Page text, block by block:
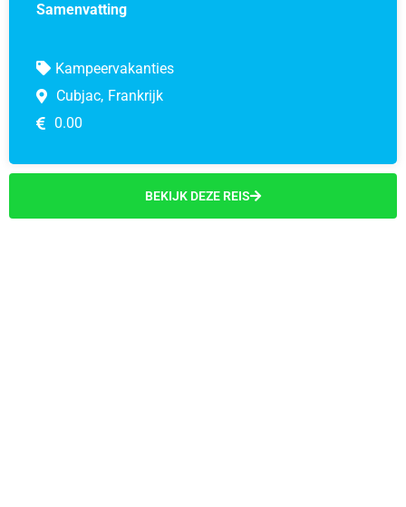
Samenvatting
Kampeervakanties
Cubjac, Frankrijk
0.00
BEKIJK DEZE REIS